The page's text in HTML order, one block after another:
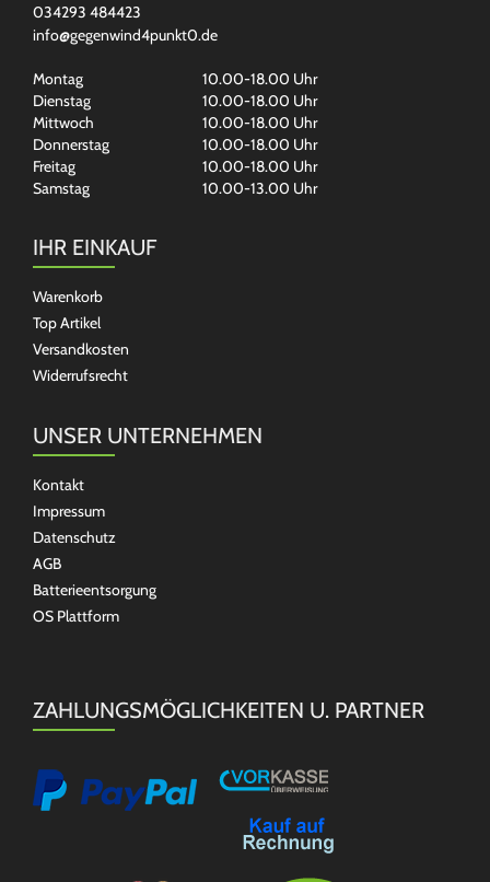
034293 484423
info@gegenwind4punkt0.de
Montag
10.00-18.00 Uhr
Dienstag
10.00-18.00 Uhr
Mittwoch
10.00-18.00 Uhr
Donnerstag
10.00-18.00 Uhr
Freitag
10.00-18.00 Uhr
Samstag
10.00-13.00 Uhr
IHR EINKAUF
Warenkorb
Top Artikel
Versandkosten
Widerrufsrecht
UNSER UNTERNEHMEN
Kontakt
Impressum
Datenschutz
AGB
Batterieentsorgung
OS Plattform
ZAHLUNGSMÖGLICHKEITEN U. PARTNER